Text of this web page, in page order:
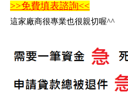
>>免費填表諮詢<<
這家廠商很專業也很親切喔^^